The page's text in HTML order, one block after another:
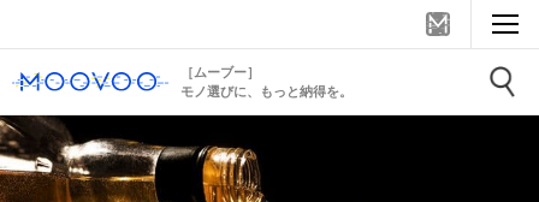
［ムーブー］
モノ選びに、もっと納得を。